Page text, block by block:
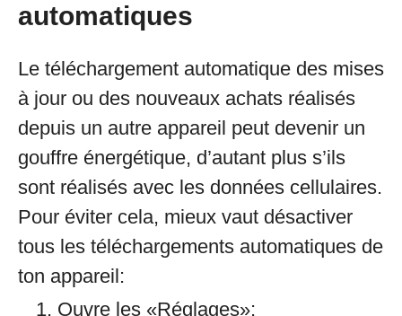
automatiques
Le téléchargement automatique des mises
à jour ou des nouveaux achats réalisés
depuis un autre appareil peut devenir un
gouffre énergétique, d’autant plus s’ils
sont réalisés avec les données cellulaires.
Pour éviter cela, mieux vaut désactiver
tous les téléchargements automatiques de
ton appareil:
Ouvre les «Réglages»;